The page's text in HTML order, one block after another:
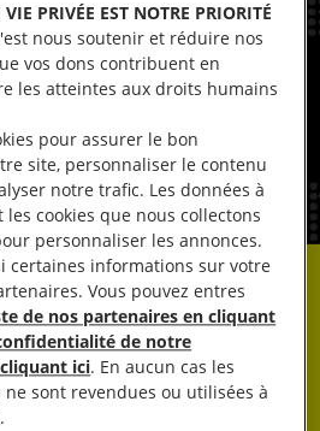
VIE PRIVÉE EST NOTRE PRIORITÉ
nous soutenir et réduire nos
vos dons contribuent en
les atteintes aux droits humains
pour assurer le bon
site, personnaliser le contenu
notre trafic. Les données à
cookies que nous collectons
personnaliser les annonces.
certaines informations sur votre
Vous pouvez entres
de nos partenaires en cliquant
de notre
ici. En aucun cas les
sont revendues ou utilisées à